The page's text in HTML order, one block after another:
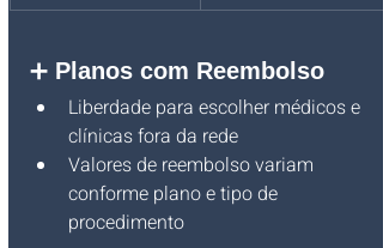
➕ Planos com Reembolso
Liberdade para escolher médicos e
clínicas fora da rede
Valores de reembolso variam
conforme plano e tipo de
procedimento